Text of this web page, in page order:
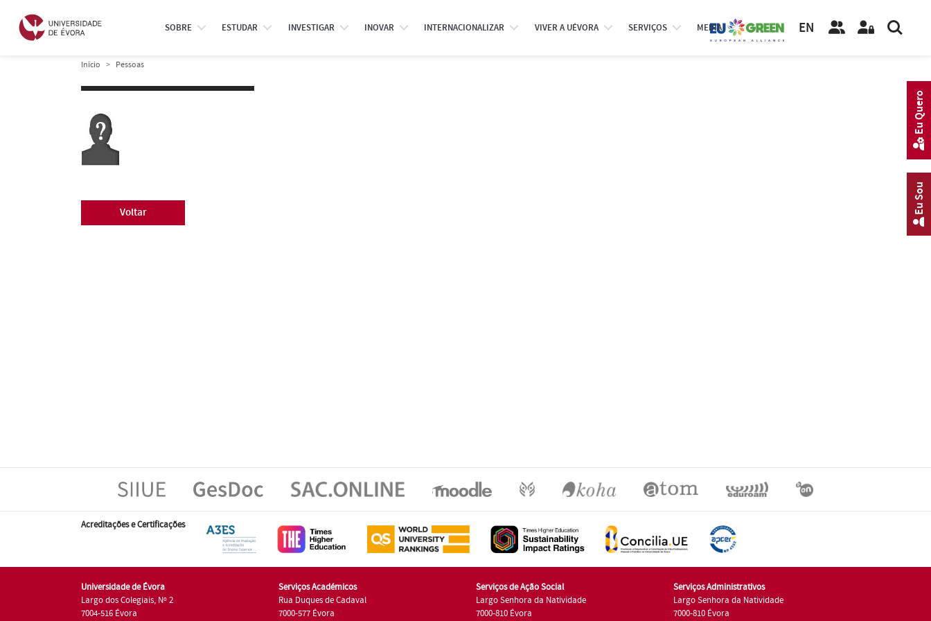
SOBRE ESTUDAR INVESTIGAR INOVAR INTERNACIONALIZAR VIVER A UÉVORA SERVIÇOS MEDIA EN
Início Pessoas
Voltar
Acreditações e Certificações
Universidade de Évora
Largo dos Colegiais, Nº 2
7004-516 Évora
Serviços Académicos
Rua Duques de Cadaval
7000-577 Évora
Serviços de Ação Social
Largo Senhora da Natividade
7000-810 Évora
Serviços Administrativos
Largo Senhora da Natividade
7000-810 Évora
Eu Sou
Eu Quero